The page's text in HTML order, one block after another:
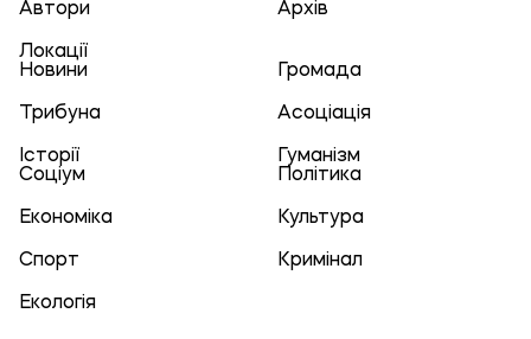
Автори Архів
Локації
Новини
Громада
Трибуна Асоціація
Історії
Гуманізм
Соціум
Політика
Економіка Культура
Спорт Кримінал
Екологія